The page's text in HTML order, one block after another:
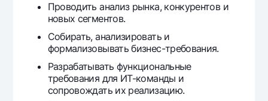
Ищите по сайту
Найти
Полезные ссылки
Часто задаваемые вопросы
Проводить анализ рынка, конкурентов и
новых сегментов.
Собирать, анализировать и
формализовывать бизнес-требования.
Разрабатывать функциональные
требования для ИТ-команды и
сопровождать их реализацию.